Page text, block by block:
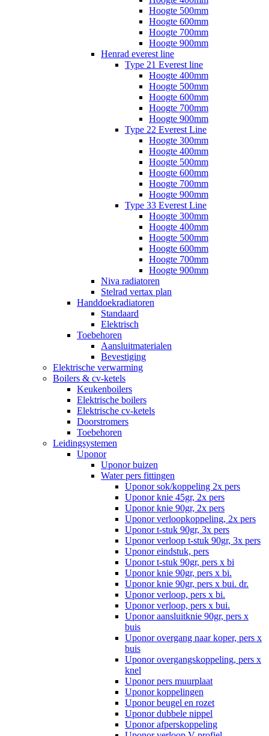
Hoogte 500mm
Hoogte 600mm
Hoogte 700mm
Hoogte 900mm
Henrad everest line
Type 21 Everest line
Hoogte 400mm
Hoogte 500mm
Hoogte 600mm
Hoogte 700mm
Hoogte 900mm
Type 22 Everest Line
Hoogte 300mm
Hoogte 400mm
Hoogte 500mm
Hoogte 600mm
Hoogte 700mm
Hoogte 900mm
Type 33 Everest Line
Hoogte 300mm
Hoogte 400mm
Hoogte 500mm
Hoogte 600mm
Hoogte 700mm
Hoogte 900mm
Niva radiatoren
Stelrad vertax plan
Handdoekradiatoren
Standaard
Elektrisch
Toebehoren
Aansluitmaterialen
Bevestiging
Elektrische verwarming
Boilers & cv-ketels
Keukenboilers
Elektrische boilers
Elektrische cv-ketels
Doorstromers
Toebehoren
Leidingsystemen
Uponor
Uponor buizen
Water pers fittingen
Uponor sok/koppeling 2x pers
Uponor knie 45gr, 2x pers
Uponor knie 90gr, 2x pers
Uponor verloopkoppeling, 2x pers
Uponor t-stuk 90gr, 3x pers
Uponor verloop t-stuk 90gr, 3x pers
Uponor eindstuk, pers
Uponor t-stuk 90gr, pers x bi
Uponor knie 90gr, pers x bi.
Uponor knie 90gr, pers x bui. dr.
Uponor verloop, pers x bi.
Uponor verloop, pers x bui.
Uponor aansluitknie 90gr, pers x
buis
Uponor overgang naar koper, pers x
buis
Uponor overgangskoppeling, pers x
knel
Uponor pers muurplaat
Uponor koppelingen
Uponor beugel en rozet
Uponor dubbele nippel
Uponor afperskoppeling